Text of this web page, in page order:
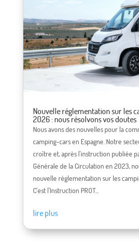
Nouvelle réglementation sur les
2026 : nous résolvons vos doutes
Nous avons des nouvelles pour la
camping-cars en Espagne. Notre
croître et, après l'instruction publiée
Générale de la Circulation en 2023,
nouvelle réglementation sur les
C'est l'Instruction PROT...
lire plus